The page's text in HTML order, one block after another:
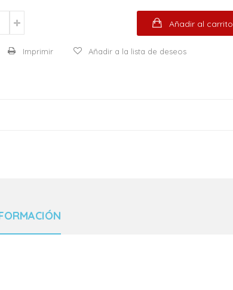
Añadir al carrito
Imprimir Añadir a la lista de deseos